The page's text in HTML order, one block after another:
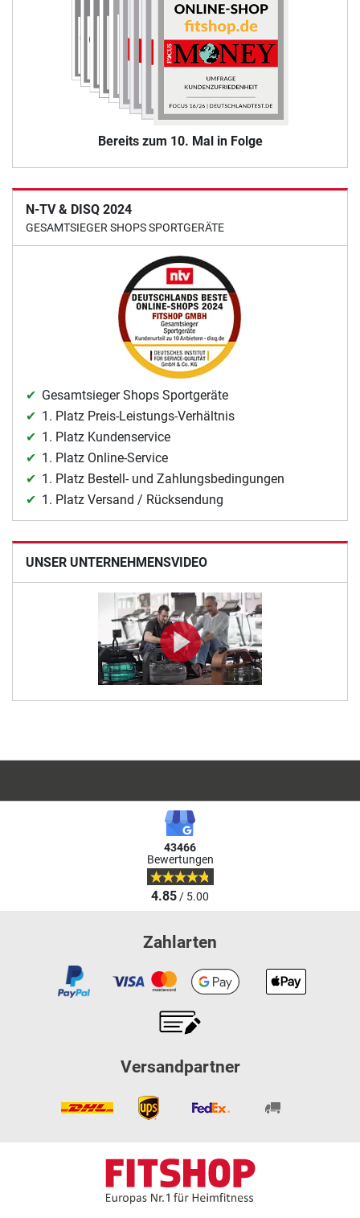
Bereits zum 10. Mal in Folge
N-TV & DISQ 2024
GESAMTSIEGER SHOPS SPORTGERÄTE
Gesamtsieger Shops Sportgeräte
1. Platz Preis-Leistungs-Verhältnis
1. Platz Kundenservice
1. Platz Online-Service
1. Platz Bestell- und Zahlungsbedingungen
1. Platz Versand / Rücksendung
UNSER UNTERNEHMENSVIDEO
43466
Bewertungen
4.85/ 5.00
Zahlarten
Versandpartner